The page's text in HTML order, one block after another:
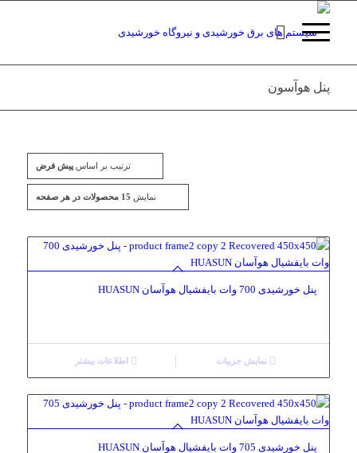
پنل هوآسون
ترتیب بر اساسپیش فرض
نمایش 15 محصولات در هر صفحه
پنل خورشیدی 700 وات بایفشیال هوآسان HUASUN
اطلاعات بیشتر نمایش جزییات
پنل خورشیدی 705 وات بایفشیال هوآسان HUASUN